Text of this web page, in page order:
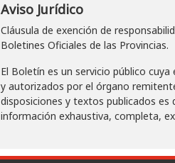
Aviso Jurídico
Cláusula de exención de
Boletines Oficiales de las Provincias.
El Boletín es un servicio público
y autorizados por el órgano
disposiciones y textos publicados
información exhaustiva, completa,